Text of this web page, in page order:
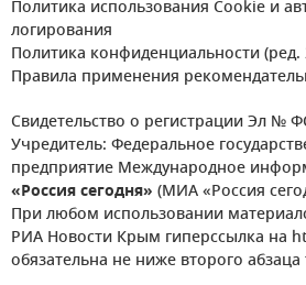
Политика использования Cookie и
логирования
Политика конфиденциальности (ред.
Правила применения
Свидетельство о регистрации Эл №
Учредитель: Федеральное
предприятие Международное
«Россия сегодня» (МИА «Россия
При любом использовании
РИА Новости Крым гиперссылка на
обязательна не ниже второго абзаца